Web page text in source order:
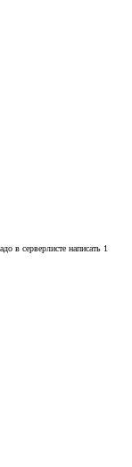
в серверлисте написать 1